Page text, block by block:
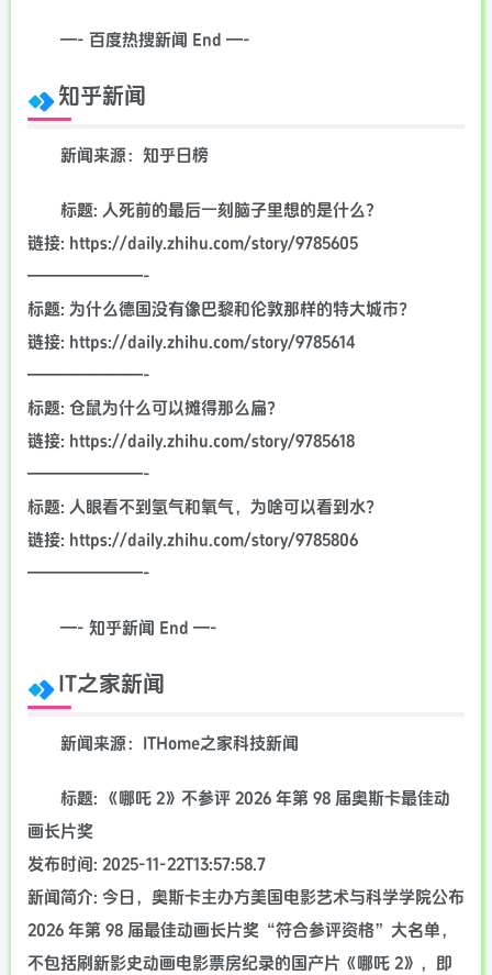
—- 百度热搜新闻 End —-
知乎新闻
新闻来源：知乎日榜
标题: 人死前的最后一刻脑子里想的是什么?
链接: https://daily.zhihu.com/story/9785605
———————-
标题: 为什么德国没有像巴黎和伦敦那样的特大城市？
链接: https://daily.zhihu.com/story/9785614
———————-
标题: 仓鼠为什么可以摊得那么扁？
链接: https://daily.zhihu.com/story/9785618
———————-
标题: 人眼看不到氢气和氧气，为啥可以看到水？
链接: https://daily.zhihu.com/story/9785806
———————-
—- 知乎新闻 End —-
IT之家新闻
新闻来源：ITHome之家科技新闻
标题: 《哪吒 2》不参评 2026 年第 98 届奥斯卡最佳动
画长片奖
发布时间: 2025-11-22T13:57:58.7
新闻简介: 今日，奥斯卡主办方美国电影艺术与科学学院公布
2026 年第 98 届最佳动画长片奖“符合参评资格”大名单，
不包括刷新影史动画电影票房纪录的国产片《哪吒 2》，即